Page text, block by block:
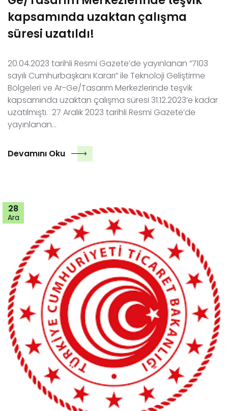
kapsamında uzaktan çalışma
süresi uzatıldı!
20.04.2023 tarihli Resmi Gazete’de yayınlanan “7103
sayılı Cumhurbaşkanı Kararı” ile Teknoloji Geliştirme
Bölgeleri ve Ar-Ge/Tasarım Merkezlerinde teşvik
kapsamında uzaktan çalışma süresi 31.12.2023’e kadar
uzatılmıştı. 27 Aralık 2023 tarihli Resmi Gazete’de
yayınlanan…
Devamını Oku
28
Ara